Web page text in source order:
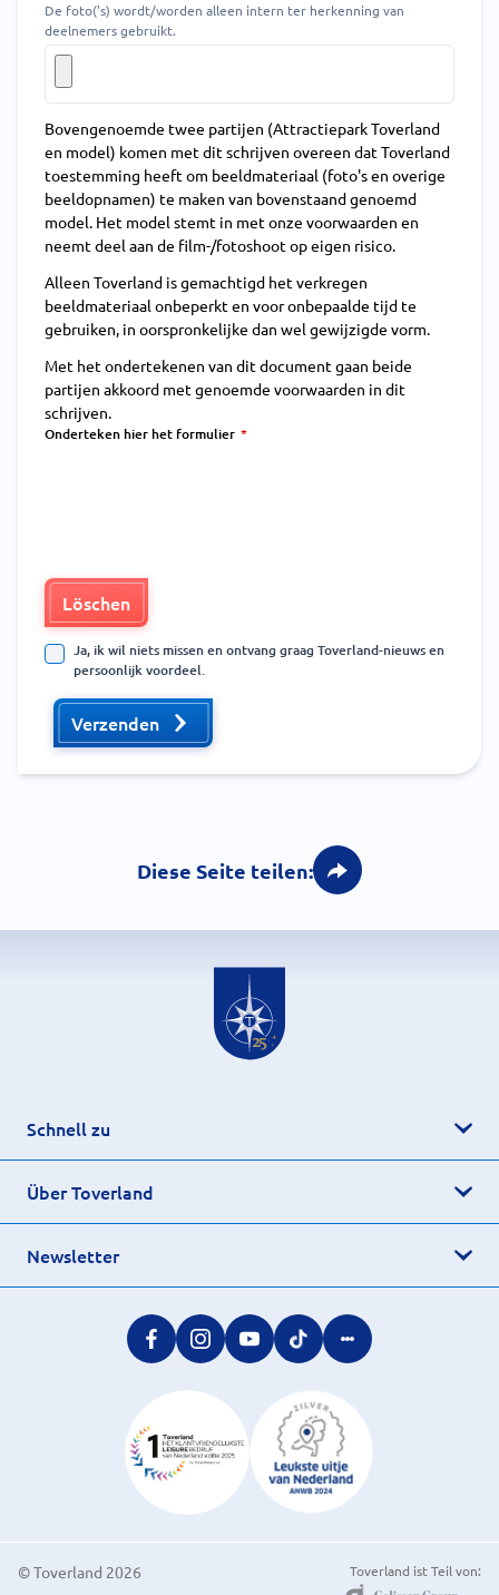
De foto('s) wordt/worden alleen intern ter herkenning van
deelnemers gebruikt.
Bovengenoemde twee partijen (Attractiepark Toverland
en model) komen met dit schrijven overeen dat Toverland
toestemming heeft om beeldmateriaal (foto's en overige
beeldopnamen) te maken van bovenstaand genoemd
model. Het model stemt in met onze voorwaarden en
neemt deel aan de film-/fotoshoot op eigen risico.
Alleen Toverland is gemachtigd het verkregen
beeldmateriaal onbeperkt en voor onbepaalde tijd te
gebruiken, in oorspronkelijke dan wel gewijzigde vorm.
Met het ondertekenen van dit document gaan beide
partijen akkoord met genoemde voorwaarden in dit
schrijven.
Onderteken hier het formulier
Löschen
Ja, ik wil niets missen en ontvang graag Toverland-nieuws en
persoonlijk voordeel.
Verzenden
Diese Seite teilen:
Schnell zu
Über Toverland
Newsletter
© Toverland 2026 Toverland ist Teil von: